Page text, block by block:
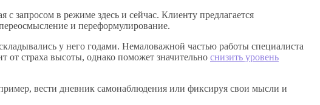
запросом в режиме здесь и сейчас. Клиенту предлагается
и переформулирование.
у него годами. Немаловажной частью работы специалиста
от страха высоты, однако поможет значительно снизить уровень
вести дневник самонаблюдения или фиксируя свои мысли и